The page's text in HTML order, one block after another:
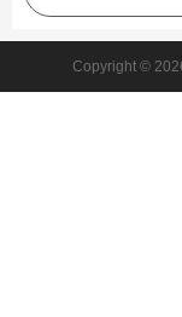
Copyright ©